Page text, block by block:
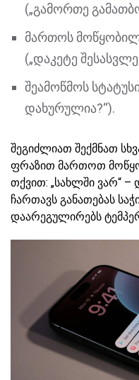
(„გამორთე
მართოს
(„დაკეტე
შეამოწმოს
დახურულია?“).
შეგიძლიათ შექმნათ
ფრაზით მართოთ
თქვით: „სახლში ვარ“ –
ჩართავს განათებას
დაარეგულირებს